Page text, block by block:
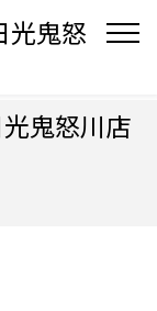
光鬼怒
鬼怒川店